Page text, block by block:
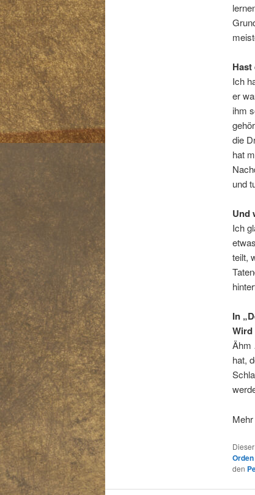
Ich
er
ihm
die
hat
und
Und
Ich
teilt,
In
Wird
Ähm
hat,
den